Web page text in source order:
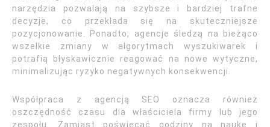
narzędzia pozwalają na szybsze i bardziej trafne
decyzje, co przekłada się na skuteczniejsze
pozycjonowanie. Ponadto, agencje śledzą na bieżąco
wszelkie zmiany w algorytmach wyszukiwarek i
potrafią błyskawicznie reagować na nowe wytyczne,
minimalizując ryzyko negatywnych konsekwencji.
Współpraca z agencją SEO oznacza również
oszczędność czasu dla właściciela firmy lub jego
zespołu. Zamiast poświęcać godziny na naukę i